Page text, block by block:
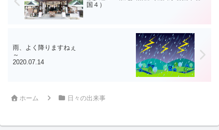
国４）
雨、よく降りますねぇ
～
2020.07.14
ホーム 日々の出来事